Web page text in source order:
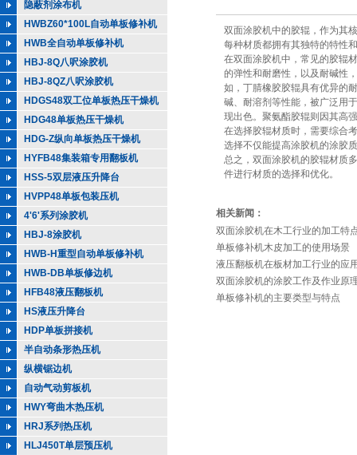
隐蔽剂涂布机
HWBZ60*100L自动单板修补机
HWB全自动单板修补机
HBJ-8Q八呎涂胶机
HBJ-8QZ八呎涂胶机
HDGS48双工位单板热压干燥机
HDG48单板热压干燥机
HDG-Z纵向单板热压干燥机
HYFB48集装箱专用翻板机
HSS-5双层液压升降台
HVPP48单板包装压机
4'6'系列涂胶机
HBJ-8涂胶机
HWB-H重型自动单板修补机
HWB-DB单板修边机
HFB48液压翻板机
HS液压升降台
HDP单板拼接机
半自动条形热压机
纵横锯边机
自动气动剪板机
HWY弯曲木热压机
HRJ系列热压机
HLJ450T单层预压机
双面涂胶机中的胶辊，作为其
每种材质都拥有其独特的特性
在双面涂胶机中，常见的胶辊
的弹性和耐磨性，以及耐碱性
如，丁腈橡胶胶辊具有优异的
碱、耐溶剂等性能，被广泛用
现出色。聚氨酯胶辊则因其高
在选择胶辊材质时，需要综合
选择不仅能提高涂胶机的涂胶
总之，双面涂胶机的胶辊材质
件进行材质的选择和优化。
相关新闻：
双面涂胶机在木工行业的加工特
单板修补机木皮加工的使用场景
液压翻板机在板材加工行业的应
双面涂胶机的涂胶工作及作业原
单板修补机的主要类型与特点